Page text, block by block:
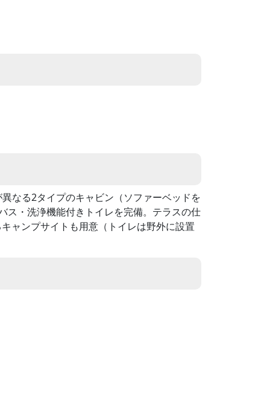
なる2タイプのキャビン（ソファーベッドを
ス・洗浄機能付きトイレを完備。テラスの仕
ャンプサイトも用意（トイレは野外に設置